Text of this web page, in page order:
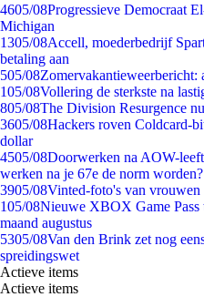
4605/08Progressieve Democraat
Michigan
1305/08Accell, moederbedrijf
betaling aan
505/08Zomervakantieweerbericht:
105/08Vollering de sterkste na
805/08The Division Resurgence
3605/08Hackers roven Coldcard-
dollar
4505/08Doorwerken na AOW-
werken na je 67e de norm worden?
3905/08Vinted-foto's van vrouwen
105/08Nieuwe XBOX Game Pass
maand augustus
5305/08Van den Brink zet nog
spreidingswet
Actieve items
Actieve items